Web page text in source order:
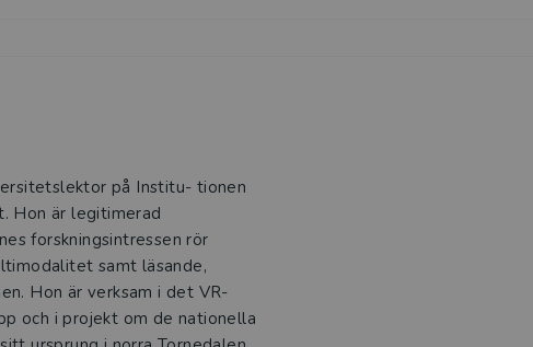
på Institu- tionen
Hon är legitimerad
forskningsintressen rör
samt läsande,
Hon är verksam i det VR-
och i projekt om de nationella